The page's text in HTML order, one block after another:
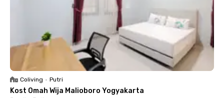
Coliving • Putri
Kost Omah Wija Malioboro Yogyakarta